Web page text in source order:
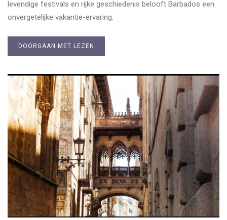
levendige festivals en rijke geschiedenis belooft Barbados een
onvergetelijke vakantie-ervaring.
DOORGAAN MET LEZEN